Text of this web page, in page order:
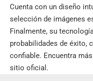
Cuenta con un diseño
selección de imágenes
Finalmente, su
probabilidades de éxito,
confiable. Encuentra
sitio oficial .